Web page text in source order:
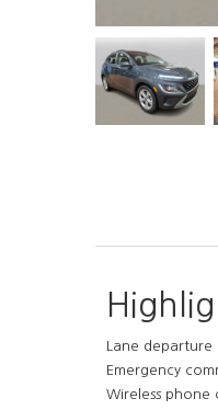
Lane departure
Emergency
Wireless phone